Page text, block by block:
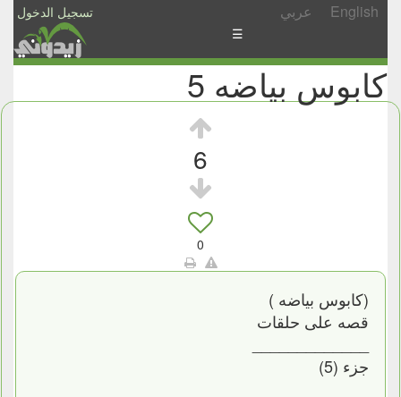
تسجيل الدخول عربي English
الأخبار
الأسئلة
☰
كابوس بياضه 5
6
0
(كابوس بياضه )
قصه على حلقات
جزء (5)